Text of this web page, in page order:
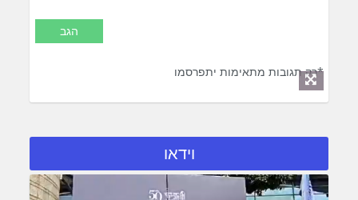
*רק תגובות מתאימות יתפרסמו
וידאו